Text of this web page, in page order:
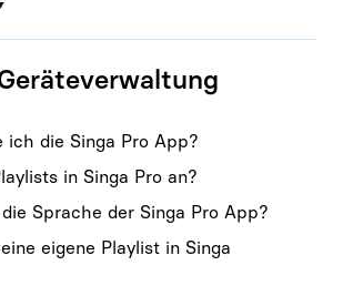
ich die Singa Pro App?
in Singa Pro an?
Sprache der Singa Pro App?
eigene Playlist in Singa